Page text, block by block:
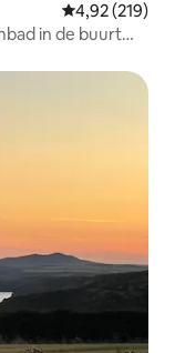
Gemiddelde
4,92 (219)
in de buurt